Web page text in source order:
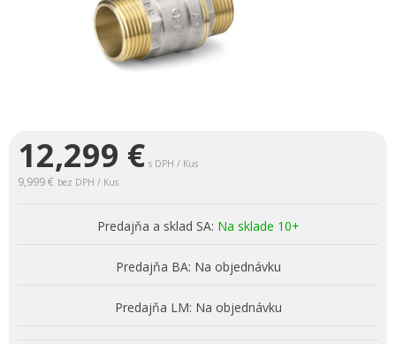
12,299 € s DPH / Kus
9,999 € bez DPH / Kus
Predajňa a sklad SA: Na sklade 10+
Predajňa BA: Na objednávku
Predajňa LM: Na objednávku